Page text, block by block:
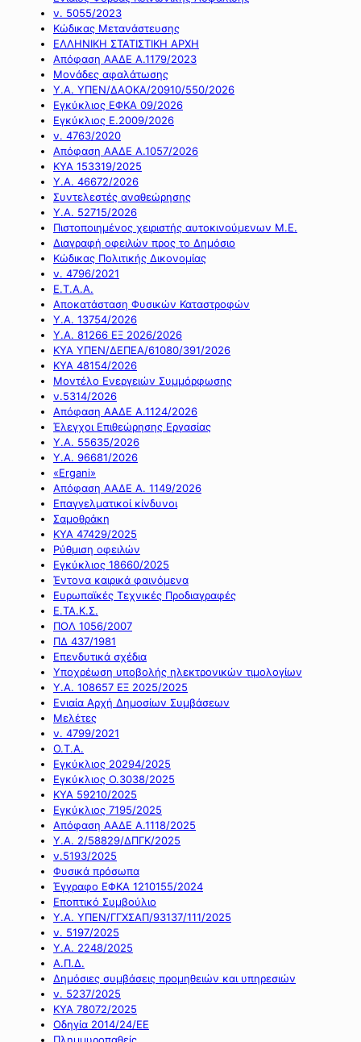
ν. 5055/2023
Κώδικας Μετανάστευσης
ΕΛΛΗΝΙΚΗ ΣΤΑΤΙΣΤΙΚΗ ΑΡΧΗ
Απόφαση ΑΑΔΕ Α.1179/2023
Μονάδες αφαλάτωσης
Υ.Α. ΥΠΕΝ/ΔΑΟΚΑ/20910/550/2026
Εγκύκλιος ΕΦΚΑ 09/2026
Εγκύκλιος Ε.2009/2026
ν. 4763/2020
Απόφαση ΑΑΔΕ Α.1057/2026
ΚΥΑ 153319/2025
Υ.Α. 46672/2026
Συντελεστές αναθεώρησης
Υ.Α. 52715/2026
Πιστοποιημένος χειριστής αυτοκινούμενων Μ.Ε.
Διαγραφή οφειλών προς το Δημόσιο
Κώδικας Πολιτικής Δικονομίας
ν. 4796/2021
Ε.Τ.Α.Α.
Αποκατάσταση Φυσικών Καταστροφών
Υ.Α. 13754/2026
Υ.Α. 81266 ΕΞ 2026/2026
ΚΥΑ ΥΠΕΝ/ΔΕΠΕΑ/61080/391/2026
ΚΥΑ 48154/2026
Μοντέλο Ενεργειών Συμμόρφωσης
ν.5314/2026
Απόφαση ΑΑΔΕ Α.1124/2026
Έλεγχοι Επιθεώρησης Εργασίας
Υ.Α. 55635/2026
Υ.Α. 96681/2026
«Ergani»
Απόφαση ΑΑΔΕ Α. 1149/2026
Επαγγελματικοί κίνδυνοι
Σαμοθράκη
ΚΥΑ 47429/2025
Ρύθμιση οφειλών
Εγκύκλιος 18660/2025
Έντονα καιρικά φαινόμενα
Ευρωπαϊκές Τεχνικές Προδιαγραφές
Ε.ΤΑ.Κ.Σ.
ΠΟΛ 1056/2007
ΠΔ 437/1981
Επενδυτικά σχέδια
Υποχρέωση υποβολής ηλεκτρονικών τιμολογίων
Υ.Α. 108657 ΕΞ 2025/2025
Ενιαία Αρχή Δημοσίων Συμβάσεων
Μελέτες
ν. 4799/2021
Ο.Τ.Α.
Εγκύκλιος 20294/2025
Εγκύκλιος Ο.3038/2025
ΚΥΑ 59210/2025
Εγκύκλιος 7195/2025
Απόφαση ΑΑΔΕ Α.1118/2025
Υ.Α. 2/58829/ΔΠΓΚ/2025
ν.5193/2025
Φυσικά πρόσωπα
Έγγραφο ΕΦΚΑ 1210155/2024
Εποπτικό Συμβούλιο
Υ.Α. ΥΠΕΝ/ΓΓΧΣΑΠ/93137/111/2025
ν. 5197/2025
Υ.Α. 2248/2025
Α.Π.Δ.
Δημόσιες συμβάσεις προμηθειών και υπηρεσιών
ν. 5237/2025
ΚΥΑ 78072/2025
Οδηγία 2014/24/ΕΕ